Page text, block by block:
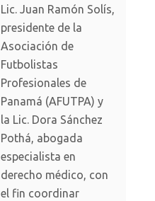
Lic. Juan Ramón Solís,
presidente de la
Asociación de
Futbolistas
Profesionales de
Panamá (AFUTPA) y
la Lic. Dora Sánchez
Pothá, abogada
especialista en
derecho médico, con
el fin coordinar